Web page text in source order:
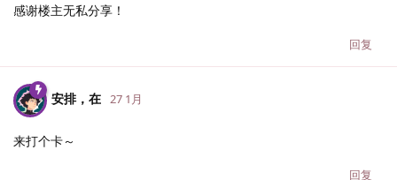
感谢楼主无私分享！
回复
安排，在 27 1月
来打个卡～
回复